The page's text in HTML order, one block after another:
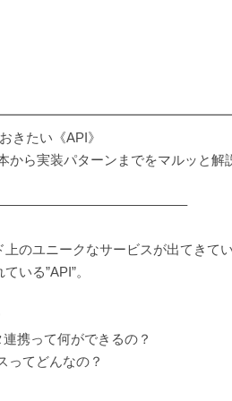
きたい《API》
ら実装パターンまでをマルッと解
のユニークなサービスが出てきてい
いる”API”。
携って何ができるの？
てどんなの？